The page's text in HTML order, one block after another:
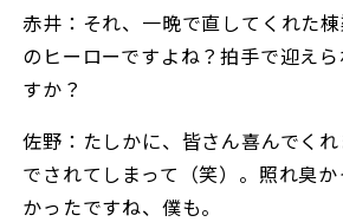
赤井：それ、一晩で直してくれた
のヒーローですよね？拍手で迎え
すか？
佐野：たしかに、皆さん喜んでく
でされてしまって（笑）。照れ臭
かったですね、僕も。